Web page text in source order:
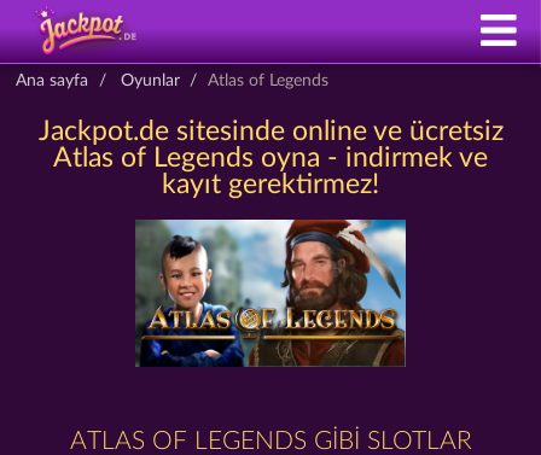
Ana sayfa Oyunlar Atlas of Legends
Jackpot.de sitesinde online ve ücretsiz
Atlas of Legends oyna - indirmek ve
kayıt gerektirmez!
ATLAS OF LEGENDS GIBI SLOTLAR